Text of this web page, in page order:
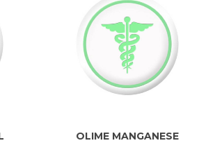
OLIME MANGANESE